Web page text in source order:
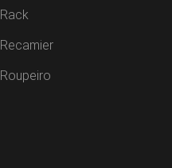
Rack
Recamier
Roupeiro